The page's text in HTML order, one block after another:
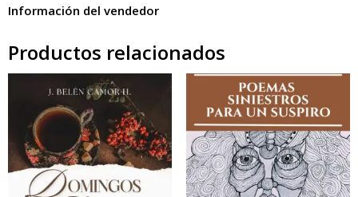
Información del vendedor
Productos relacionados